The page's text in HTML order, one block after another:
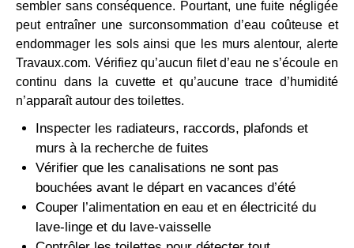
sembler sans conséquence. Pourtant, une fuite négligée
peut entraîner une surconsommation d’eau coûteuse et
endommager les sols ainsi que les murs alentour, alerte
Travaux.com. Vérifiez qu’aucun filet d’eau ne s’écoule en
continu dans la cuvette et qu’aucune trace d’humidité
n’apparaît autour des toilettes.
Inspecter les radiateurs, raccords, plafonds et
murs à la recherche de fuites
Vérifier que les canalisations ne sont pas
bouchées avant le départ en vacances d’été
Couper l’alimentation en eau et en électricité du
lave-linge et du lave-vaisselle